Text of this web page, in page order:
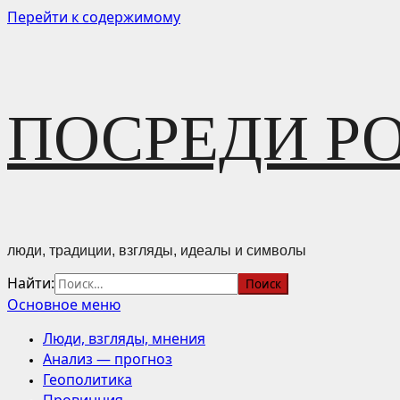
Перейти к содержимому
ПОСРЕДИ
люди, традиции, взгляды, идеалы и символы
Найти:
Основное меню
Люди, взгляды, мнения
Анализ — прогноз
Геополитика